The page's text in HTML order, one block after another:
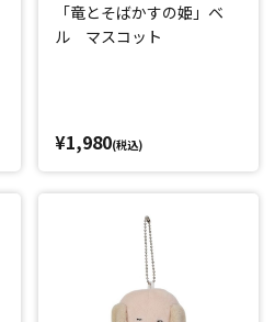
「竜とそばかすの姫」ベ
ル マスコット
¥1,980(税込)